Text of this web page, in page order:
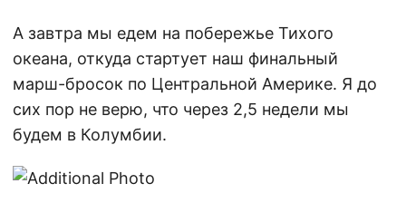
А завтра мы едем на побережье Тихого
океана, откуда стартует наш финальный
марш-бросок по Центральной Америке. Я до
сих пор не верю, что через 2,5 недели мы
будем в Колумбии.